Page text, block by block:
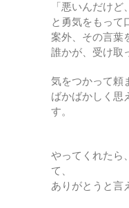
「悪いんだけど
と勇気をもって
案外、その言葉
誰かが、受け取
気をつかって頼
ばかばかしく思
す。
やってくれたら
て、
ありがとうと言